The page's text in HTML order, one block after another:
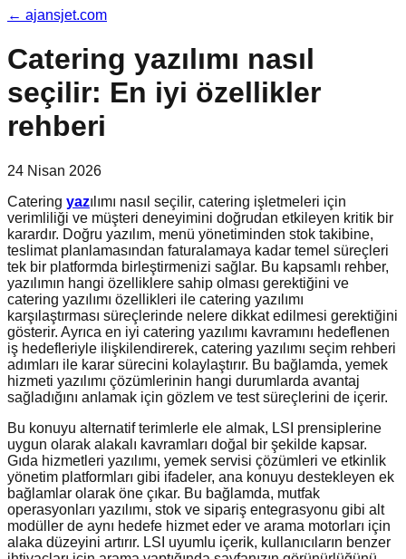
← ajansjet.com
Catering yazılımı nasıl
seçilir: En iyi özellikler
rehberi
24 Nisan 2026
Catering yazılımı nasıl seçilir, catering işletmeleri için
verimliliği ve müşteri deneyimini doğrudan etkileyen kritik bir
karardır. Doğru yazılım, menü yönetiminden stok takibine,
teslimat planlamasından faturalamaya kadar temel süreçleri
tek bir platformda birleştirmenizi sağlar. Bu kapsamlı rehber,
yazılımın hangi özelliklere sahip olması gerektiğini ve
catering yazılımı özellikleri ile catering yazılımı
karşılaştırması süreçlerinde nelere dikkat edilmesi gerektiğini
gösterir. Ayrıca en iyi catering yazılımı kavramını hedeflenen
iş hedefleriyle ilişkilendirerek, catering yazılımı seçim rehberi
adımları ile karar sürecini kolaylaştırır. Bu bağlamda, yemek
hizmeti yazılımı çözümlerinin hangi durumlarda avantaj
sağladığını anlamak için gözlem ve test süreçlerini de içerir.
Bu konuyu alternatif terimlerle ele almak, LSI prensiplerine
uygun olarak alakalı kavramları doğal bir şekilde kapsar.
Gıda hizmetleri yazılımı, yemek servisi çözümleri ve etkinlik
yönetim platformları gibi ifadeler, ana konuyu destekleyen ek
bağlamlar olarak öne çıkar. Bu bağlamda, mutfak
operasyonları yazılımı, stok ve sipariş entegrasyonu gibi alt
modüller de aynı hedefe hizmet eder ve arama motorları için
alaka düzeyini artırır. LSI uyumlu içerik, kullanıcıların benzer